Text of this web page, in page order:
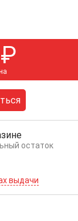
₽
остаток
выдачи